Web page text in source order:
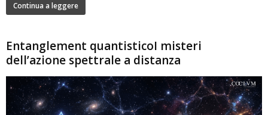
Continua a leggere
Entanglement quantisticoI misteri
dell’azione spettrale a distanza